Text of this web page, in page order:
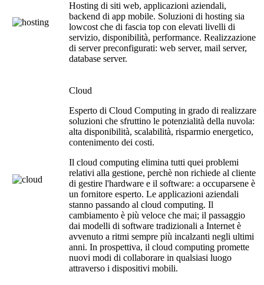
Hosting di siti web, applicazioni aziendali,
backend di app mobile. Soluzioni di hosting sia
lowcost che di fascia top con elevati livelli di
servizio, disponibilità, performance. Realizzazione
di server preconfigurati: web server, mail server,
database server.
Cloud
Esperto di Cloud Computing in grado di realizzare
soluzioni che sfruttino le potenzialità della nuvola:
alta disponibilità, scalabilità, risparmio energetico,
contenimento dei costi.
Il cloud computing elimina tutti quei problemi
relativi alla gestione, perchè non richiede al cliente
di gestire l'hardware e il software: a occuparsene è
un fornitore esperto. Le applicazioni aziendali
stanno passando al cloud computing. Il
cambiamento è più veloce che mai; il passaggio
dai modelli di software tradizionali a Internet è
avvenuto a ritmi sempre più incalzanti negli ultimi
anni. In prospettiva, il cloud computing promette
nuovi modi di collaborare in qualsiasi luogo
attraverso i dispositivi mobili.